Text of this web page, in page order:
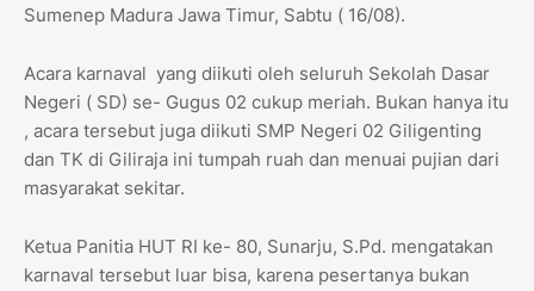
Sumenep Madura Jawa Timur, Sabtu ( 16/08).
Acara karnaval yang diikuti oleh seluruh Sekolah Dasar
Negeri ( SD) se- Gugus 02 cukup meriah. Bukan hanya itu
, acara tersebut juga diikuti SMP Negeri 02 Giligenting
dan TK di Giliraja ini tumpah ruah dan menuai pujian dari
masyarakat sekitar.
Ketua Panitia HUT RI ke- 80, Sunarju, S.Pd. mengatakan
karnaval tersebut luar bisa, karena pesertanya bukan